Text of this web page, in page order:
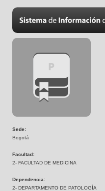
Sede:
Bogotá
Facultad:
2- FACULTAD DE MEDICINA
Dependencia:
2- DEPARTAMENTO DE PATOLOGÍA